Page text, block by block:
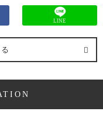
LINE